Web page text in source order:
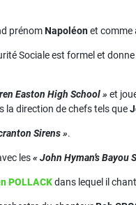
prénomNapoléonet comme
Sociale est formel et
Easton High School » et
la direction de chefs tels que
Sirens ».
les« John Hyman’s Bayou
POLLACKdans lequel il